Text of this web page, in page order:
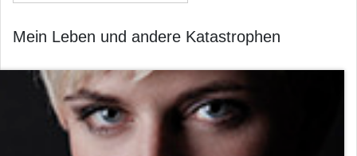
Mein Leben und andere Katastrophen